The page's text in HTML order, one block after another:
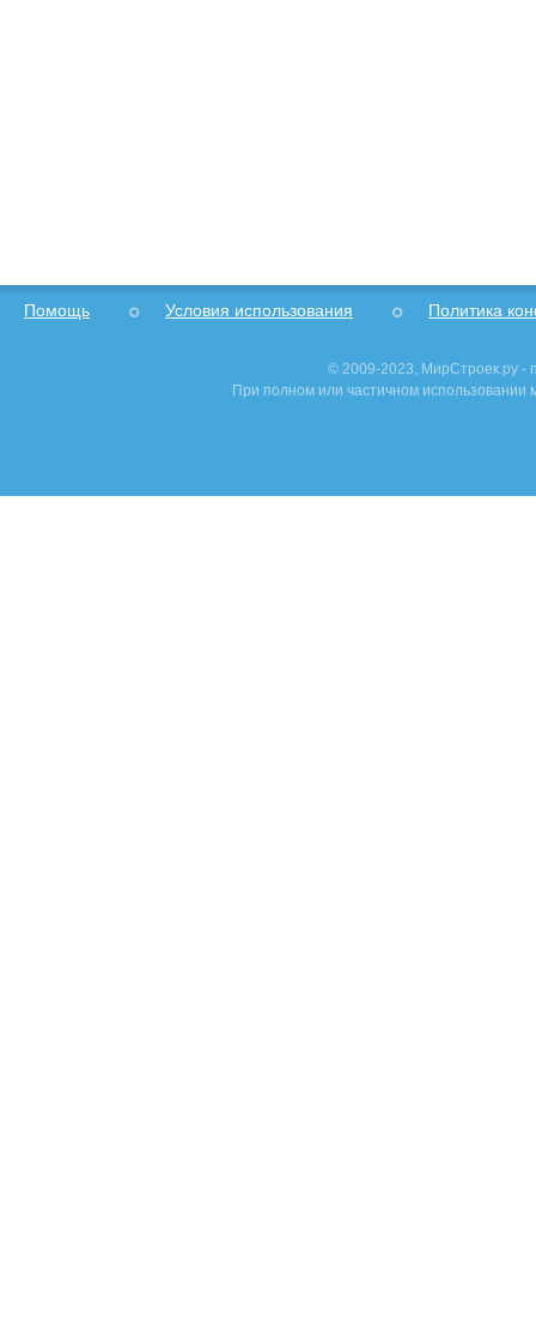
Помощь Условия использования Политика
© 2009-2023, МирСтроек.ру -
При полном или частичном использовании